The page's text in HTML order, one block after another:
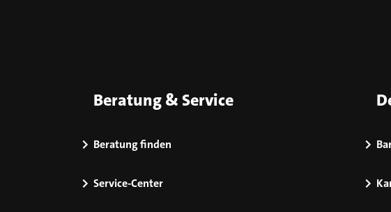
Beratung & Service
Beratung finden
Service-Center